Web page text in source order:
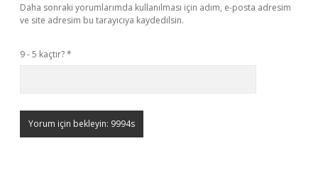
Daha sonraki yorumlarımda kullanılması için adım, e-posta adresim
ve site adresim bu tarayıcıya kaydedilsin.
9 - 5 kaçtır?*